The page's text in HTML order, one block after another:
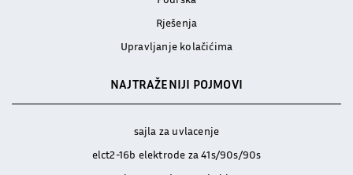
Rješenja
Upravljanje kolačićima
NAJTRAŽENIJI POJMOVI
sajla za uvlacenje
elct2-16b elektrode za 41s/90s/90s